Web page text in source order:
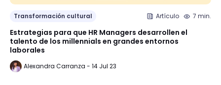
Transformación cultural Artículo 7 min.
Estrategias para que HR Managers desarrollen el
talento de los millennials en grandes entornos
laborales
Alexandra Carranza - 14 Jul 23